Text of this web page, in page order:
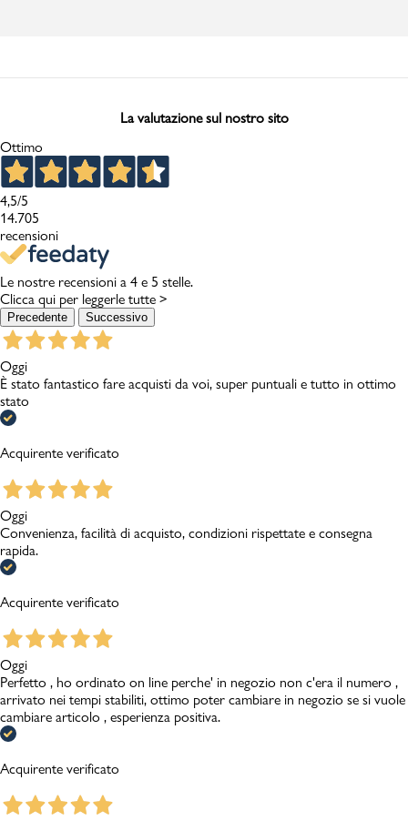
La valutazione sul nostro sito
Ottimo
4,5/5
14.705
recensioni
Le nostre recensioni a 4 e 5 stelle.
Clicca qui per leggerle tutte >
Precedente Successivo
Oggi
È stato fantastico fare acquisti da voi, super puntuali e tutto in ottimo
stato
Acquirente verificato
Oggi
Convenienza, facilità di acquisto, condizioni rispettate e consegna
rapida.
Acquirente verificato
Oggi
Perfetto , ho ordinato on line perche' in negozio non c'era il numero ,
arrivato nei tempi stabiliti, ottimo poter cambiare in negozio se si vuole
cambiare articolo , esperienza positiva.
Acquirente verificato